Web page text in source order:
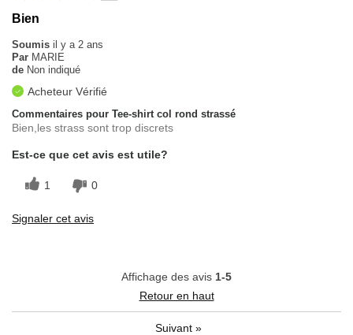
Bien
Soumis il y a 2 ans
Par MARIE
de Non indiqué
Acheteur Vérifié
Commentaires pour Tee-shirt col rond strassé
Bien,les strass sont trop discrets
Est-ce que cet avis est utile?
1 0
Signaler cet avis
Affichage des avis 1-5
Retour en haut
Suivant »